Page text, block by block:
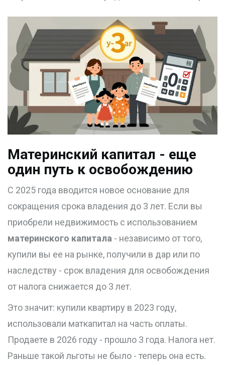
Материнский капитал - еще
один путь к освобождению
С 2025 года вводится новое основание для
сокращения срока владения до 3 лет. Если вы
приобрели недвижимость с использованием
материнского капитала - независимо от того,
купили вы ее на рынке, получили в дар или по
наследству - срок владения для освобождения
от налога снижается до 3 лет.
Это значит: купили квартиру в 2023 году,
использовали маткапитал на часть оплаты.
Продаете в 2026 году - прошло 3 года. Налога нет.
Раньше такой льготы не было - теперь она есть.